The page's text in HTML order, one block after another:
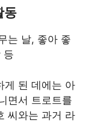
동
는 날, 좋아 좋
등
게 된 데에는 아
면서 트로트를
씨와는 과거 라